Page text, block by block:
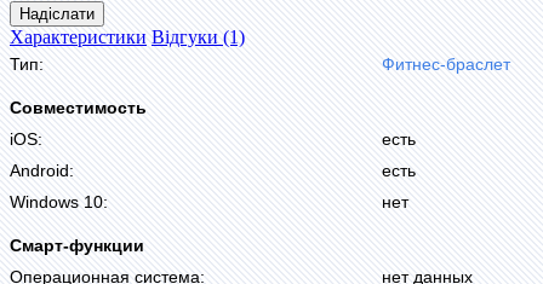
Надіслати
Характеристики Відгуки (1)
Тип: Фитнес-браслет
Совместимость
iOS:
есть
Android:
есть
Windows 10:
нет
Смарт-функции
Операционная система:
нет данных